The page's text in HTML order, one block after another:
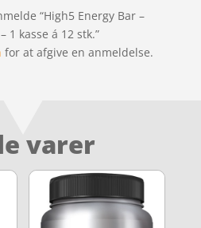
“High5 Energy Bar –
1 kasse á 12 stk.”
for at afgive en anmeldelse.
varer